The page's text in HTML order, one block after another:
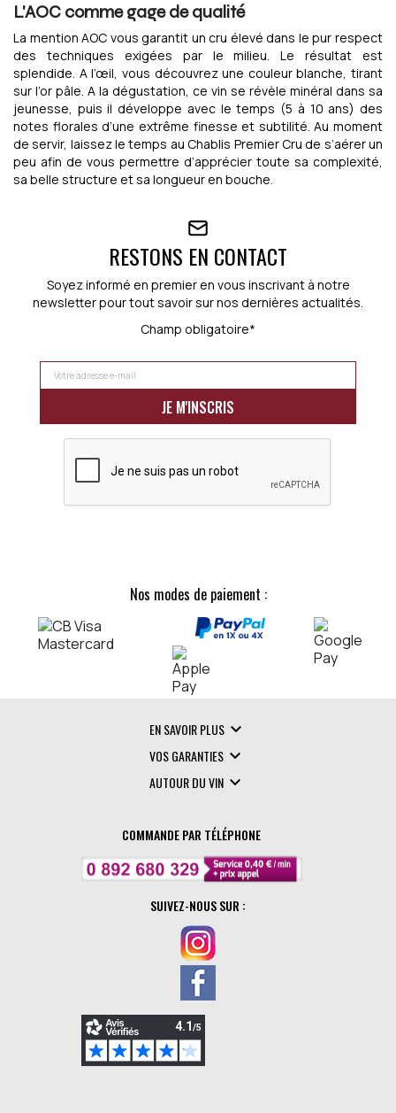
L'AOC comme gage de qualité
La mention AOC vous garantit un cru élevé dans le pur respect
des techniques exigées par le milieu. Le résultat est
splendide. A l’œil, vous découvrez une couleur blanche, tirant
sur l’or pâle. A la dégustation, ce vin se révèle minéral dans sa
jeunesse, puis il développe avec le temps (5 à 10 ans) des
notes florales d’une extrême finesse et subtilité. Au moment
de servir, laissez le temps au Chablis Premier Cru de s’aérer un
peu afin de vous permettre d’apprécier toute sa complexité,
sa belle structure et sa longueur en bouche.
RESTONS EN CONTACT
Soyez informé en premier en vous inscrivant à notre
newsletter pour tout savoir sur nos dernières actualités.
Champ obligatoire*
Nos modes de paiement :
EN SAVOIR PLUS 
VOS GARANTIES 
AUTOUR DU VIN 
COMMANDE PAR TÉLÉPHONE
SUIVEZ-NOUS SUR :